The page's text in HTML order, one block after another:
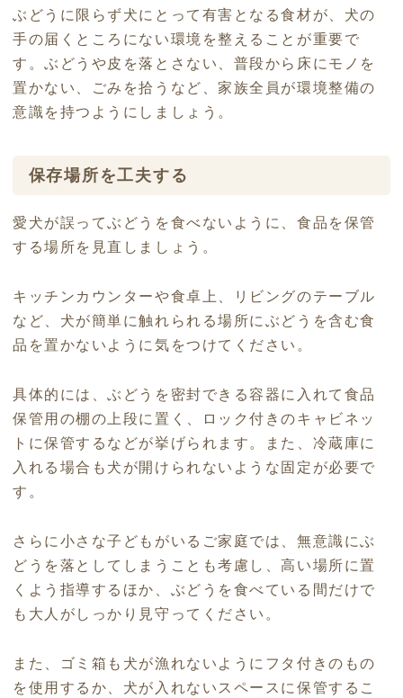
ぶどうに限らず犬にとって有害となる食材が、犬の
手の届くところにない環境を整えることが重要で
す。ぶどうや皮を落とさない、普段から床にモノを
置かない、ごみを拾うなど、家族全員が環境整備の
意識を持つようにしましょう。
保存場所を工夫する
愛犬が誤ってぶどうを食べないように、食品を保管
する場所を見直しましょう。
キッチンカウンターや食卓上、リビングのテーブル
など、犬が簡単に触れられる場所にぶどうを含む食
品を置かないように気をつけてください。
具体的には、ぶどうを密封できる容器に入れて食品
保管用の棚の上段に置く、ロック付きのキャビネッ
トに保管するなどが挙げられます。また、冷蔵庫に
入れる場合も犬が開けられないような固定が必要で
す。
さらに小さな子どもがいるご家庭では、無意識にぶ
どうを落としてしまうことも考慮し、高い場所に置
くよう指導するほか、ぶどうを食べている間だけで
も大人がしっかり見守ってください。
また、ゴミ箱も犬が漁れないようにフタ付きのもの
を使用するか、犬が入れないスペースに保管するこ